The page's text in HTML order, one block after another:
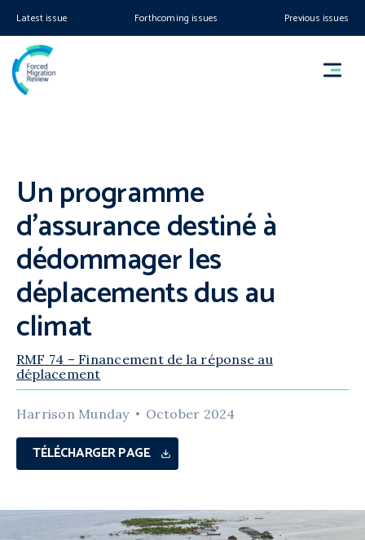
Latest issue Forthcoming issues Previous issues
Un programme
d’assurance destiné à
dédommager les
déplacements dus au
climat
RMF 74 – Financement de la réponse au
déplacement
Harrison Munday October 2024
TÉLÉCHARGER PAGE